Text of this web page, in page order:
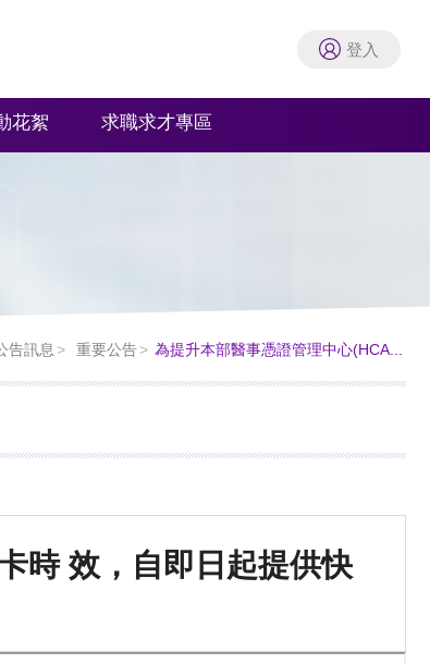
花絮 求職求才專區
登入
告訊息 重要公告 為提升本部醫事憑證管理中心(HCA...
時 效，自即日起提供快